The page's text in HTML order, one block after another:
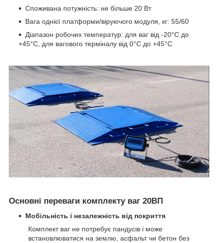
Споживана потужність: не більше 20 Вт
Вага однієї платформи/віруючого модуля, кг: 55/60
Діапазон робочих температур: для ваг від -20°С до
+45°С, для вагового терміналу від 0°С до +45°С
Основні переваги комплекту ваг 20ВП
Мобільність і незалежність від покриття
Комплект ваг не потребує пандусів і може
встановлюватися на землю, асфальт чи бетон без